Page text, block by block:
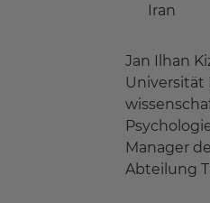
Iran
Jan Ilhan
Universität
Manager
Abteilung